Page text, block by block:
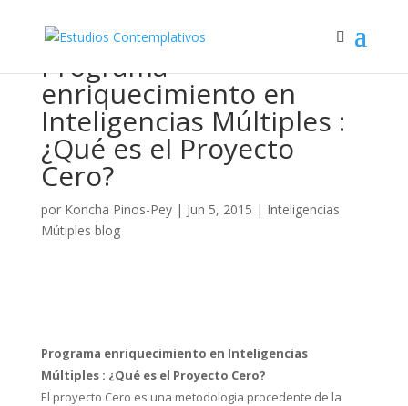
Programa
enriquecimiento en
Inteligencias Múltiples :
¿Qué es el Proyecto
Cero?
por Koncha Pinos-Pey| Jun 5, 2015 | Inteligencias
Mútiples blog
Programa enriquecimiento en Inteligencias
Múltiples : ¿Qué es el Proyecto Cero?
El proyecto Cero es una metodologia procedente de la